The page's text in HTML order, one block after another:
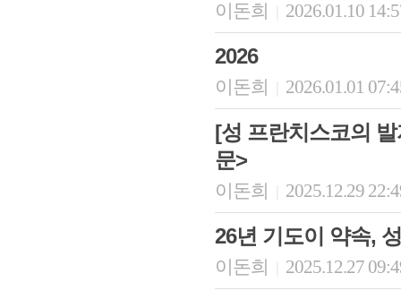
이돈희 2026.01.10
2026
이돈희 2026.01.01
[성 프란치스코의
문>
이돈희 2025.12.29
26년 기도이 약속,
이돈희 2025.12.27